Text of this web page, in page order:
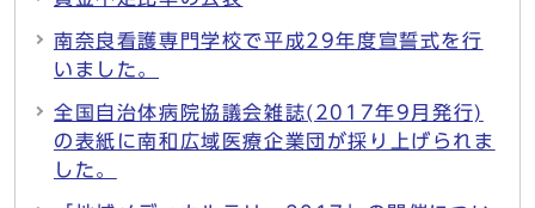
南奈良看護専門学校で平成29年度宣誓式を行
いました。
全国自治体病院協議会雑誌(2017年9月発行)
の表紙に南和広域医療企業団が採り上げられま
した。